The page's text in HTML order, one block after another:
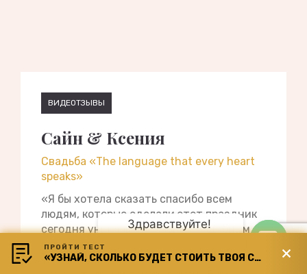
ВИДЕОТЗЫВЫ
Сайн & Ксения
Свадьба «The language that every heart
speaks»
«Я бы хотела сказать спасибо всем
людям, которые сделали этот праздник
сегодня уникальным. Моим свадебным
организатором и всей команде, начиная
от поваров, заканчивая фаер-шоу.
Здравствуйте!
Планируете свадьбу?
ПРОЙТИ ТЕСТ
«УЗНАЙ, СКОЛЬКО БУДЕТ СТОИТЬ ТВОЯ СВАДЬБА»